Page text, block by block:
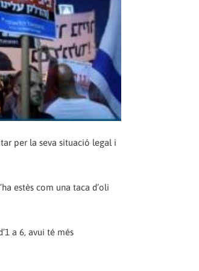
per la seva situació legal i
estès com una taca d’oli
a 6, avui té més